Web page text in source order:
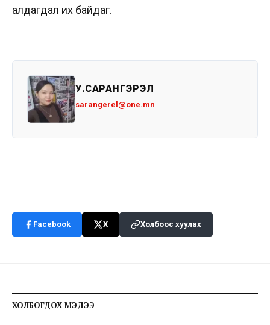
алдагдал их байдаг.
У.САРАНГЭРЭЛ
sarangerel@one.mn
Facebook X Холбоос хуулах
ХОЛБОГДОХ МЭДЭЭ